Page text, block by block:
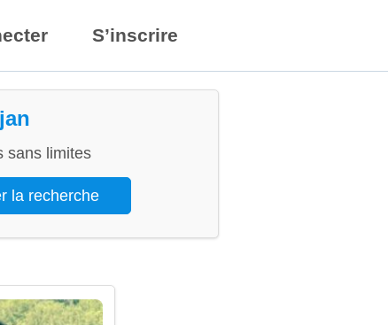
S’inscrire
sans limites